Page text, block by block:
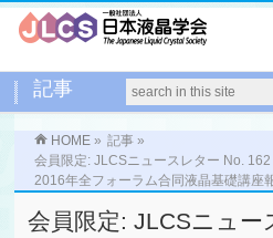
記事
HOME » 記事 »
会員限定: JLCSニュースレター No. 162
2016年全フォーラム合同液晶基礎講座
会員限定: JLCSニュー